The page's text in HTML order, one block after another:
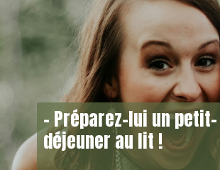
– Préparez-lui un petit-
déjeuner au lit !